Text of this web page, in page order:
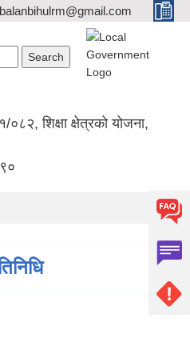
शिक्षा क्षेत्रको योजना,